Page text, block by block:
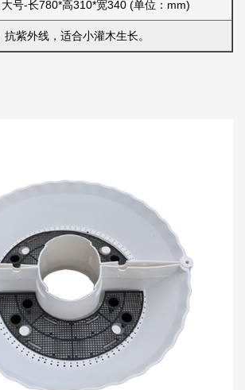
号-长780*高310*宽340 (单位：mm)
抗紫外线，适合小灌木生长。